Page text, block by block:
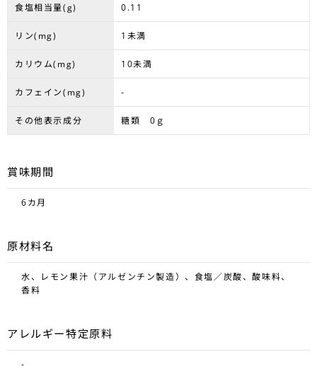
食塩相当量(g) 0.11
リン(mg) 1未満
カリウム(mg) 10未満
カフェイン(mg) -
その他表示成分 糖類 0ｇ
賞味期間
6カ月
原材料名
水、レモン果汁（アルゼンチン製造）、食塩／炭酸、酸味料、
香料
アレルギー特定原料
-